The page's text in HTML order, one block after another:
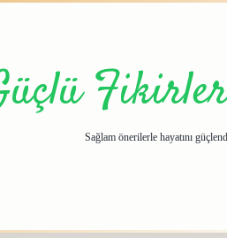
Sağlam önerilerle hayatını